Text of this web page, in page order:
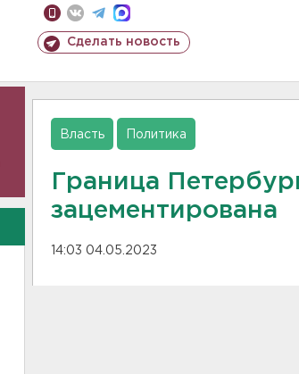
Сделать новость
Власть Политика
Граница
зацементирована
14:03 04.05.2023